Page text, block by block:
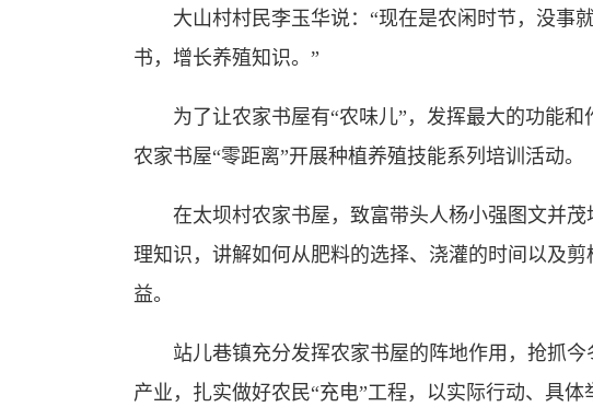
大山村村民李玉华说：“现在是农闲时节，没事
书，增长养殖知识。”
为了让农家书屋有“农味儿”，发挥最大的功能和
农家书屋“零距离”开展种植养殖技能系列培训活动。
在太坝村农家书屋，致富带头人杨小强图文并茂
理知识，讲解如何从肥料的选择、浇灌的时间以及
益。
站儿巷镇充分发挥农家书屋的阵地作用，抢抓今
产业，扎实做好农民“充电”工程，以实际行动、具体